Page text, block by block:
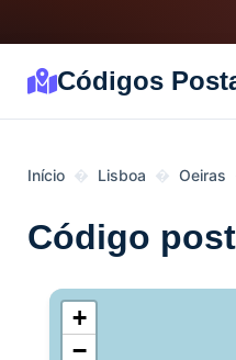
Códigos
Início Lisboa Oeiras
Código
+
−